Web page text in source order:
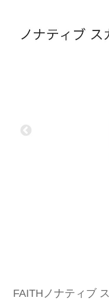
FAITHノナティブ